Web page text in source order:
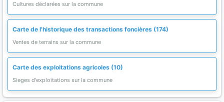
Cultures déclarées sur la commune
Carte de l'historique des transactions foncières (174)
Ventes de terrains sur la commune
Carte des exploitations agricoles (10)
Sieges d'exploitations sur la commune